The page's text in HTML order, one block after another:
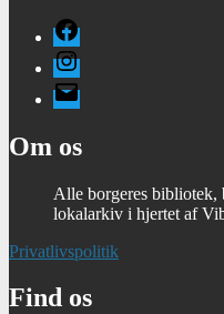
Facebook
Instagram
E-
mail
Om os
Alle borgeres bibliotek,
lokalarkiv i hjertet af
Privatlivspolitik
Find os